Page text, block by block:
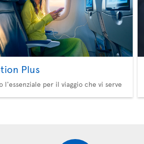
Plus
l'essenziale per il viaggio che vi serve